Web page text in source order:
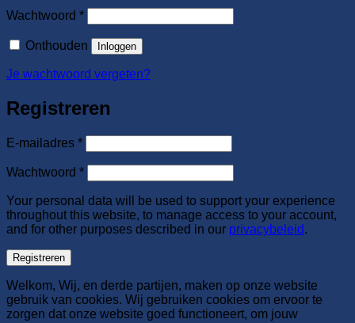
Wachtwoord *Vereist
Onthouden Inloggen
Je wachtwoord vergeten?
Registreren
E-mailadres *Vereist
Wachtwoord *Vereist
Your personal data will be used to support your experience
throughout this website, to manage access to your account,
and for other purposes described in our privacybeleid.
Registreren
Welkom, Wij, en derde partijen, maken op onze website
gebruik van cookies. Wij gebruiken cookies om ervoor te
zorgen dat onze website goed functioneert, om jouw